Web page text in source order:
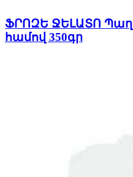
ՖՐՈԶԵ ՋԵԼԱՏՈ
համով 350գր